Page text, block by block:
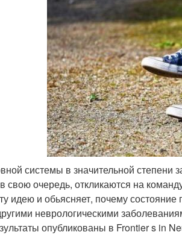
системы в значительной
свою очередь, откликаются на
идею и обьясняет, почему
неврологическими
опубликованы в Frontier s in